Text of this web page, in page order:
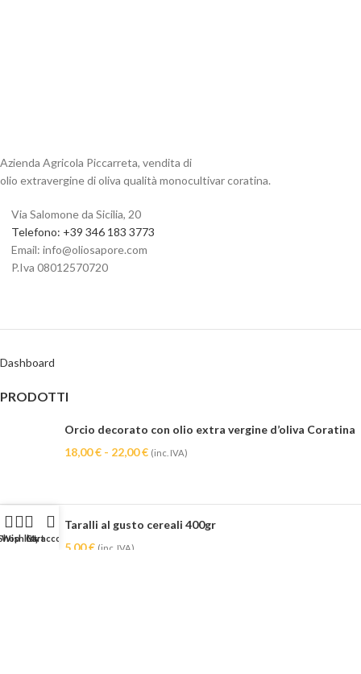
Azienda Agricola Piccarreta, vendita di
olio extravergine di oliva qualità monocultivar coratina.
Via Salomone da Sicilia, 20
Telefono: ‪+39 346 183 3773‬
Email: info@oliosapore.com
P.Iva 08012570720
Dashboard
PRODOTTI
Orcio decorato con olio extra vergine d’oliva Coratina
18,00€ - 22,00€ (inc. IVA)
Taralli al gusto cereali 400gr
5,00€ (inc. IVA)
Wishlist
Cart
My account